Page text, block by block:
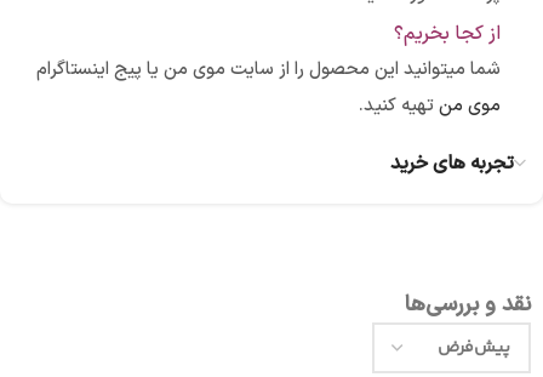
از کجا بخریم؟
شما میتوانید این محصول را از سایت موی من یا پیج اینستاگرام
موی منتهیه کنید.
تجربه های خرید
نقد و بررسی‌ها